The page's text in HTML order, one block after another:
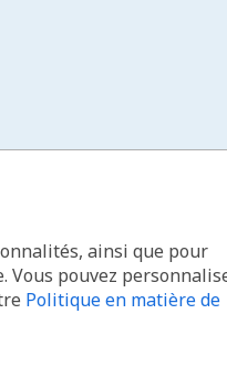
ainsi que pour
Vous pouvez
Politique en matière de